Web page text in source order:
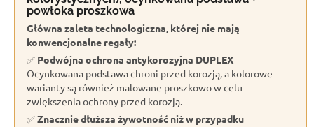
powłoka proszkowa
Główna zaleta technologiczna, której nie mają
konwencjonalne regały:
✅ Podwójna ochrona antykorozyjna DUPLEX
Ocynkowana podstawa chroni przed korozją, a kolorowe
warianty są również malowane proszkowo w celu
zwiększenia ochrony przed korozją.
✅Znacznie dłuższa żywotność niż w przypadku